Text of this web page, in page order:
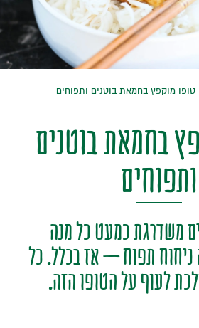
טופו מוקפץ בחמאת בוטנים ותפוחים
בחמאת בוטנים
ותפוחים
משדרגת כמעט כל מנה
ניחוח תפוח – אז בכלל. כל
לעוף על הטופו הזה.